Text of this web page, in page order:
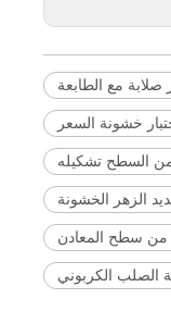
خشونة السعر
من السطح تشكيله
الزهر الخشونة
من سطح المعادن
الصلب الكربوني